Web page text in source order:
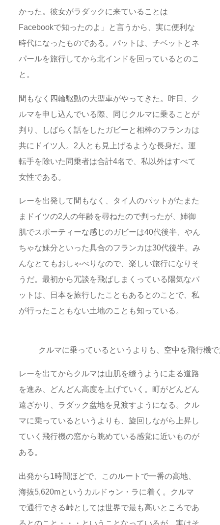
かった。彼女がラダックに来ていることは
Facebookで知ったのよ」と言うから、実に便利な
時代になったものである。パットは、チベットとネ
パールを旅行してから北インドを回っているとのこ
と。
間もなく四輪駆動の大型車がやってきた。昨日、ク
ルマを申し込んでいる際、同じクルマに乗ることが
判り、しばらく話をしたガビーと相棒のフランカは
共にドイツ人。2人とも見上げるような長身だ。運
転手を除いた同乗者は合計4名で、私以外はすべて
女性である。
レーを出発して間もなく、タイ人のパットがたまた
まドイツの2人の年齢を尋ねたので判ったが、姉御
肌でスポーティーな感じのガビーは40代後半、やん
ちゃな妹分といった具合のフランカは30代後半。み
んなとてもおしゃべりなので、楽しい旅行になりそ
うだ。最初から冗談を飛ばしまくっている陽気なパ
ットは、日本を旅行したこともあるとのことで、私
が行ったこともない土地のことも知っている。
クルマに乗っているというよりも、空中を飛行機
レーを出てからクルマは山肌を縫うように走る道路
を進み、どんどん高度を上げていく。町がどんどん
遠ざかり、ラダック盆地を見渡すようになる。クル
マに乗っているというよりも、旋回しながら上昇し
ていく飛行機の窓から眺めている感覚に近いものが
ある。
出発から1時間ほどで、このルートで一番の高地、
海抜5,620mというカルドゥン・ラに着く。クルマ
で通行できる峠としては世界で最も高いところであ
るとのこと・・・ということなっているが、実はそ